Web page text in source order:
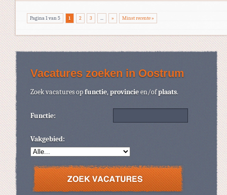
Pagina 1 van 5 1 2 3 ... » Minst recente »
Vacatures zoeken in Oostrum
Zoek vacatures opfunctie,provincieen/ofplaats.
Functie:
Vakgebied: